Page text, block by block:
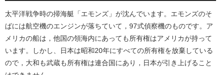
太平洋戦争時の掃海艇「エモンズ」が沈んでいます。エモンズのそ
ばには航空機のエンジンが落ちていて，97式偵察機のものです。ア
メリカの船は，他国の領海内にあっても所有権はアメリカが持って
います。しかし、日本は昭和20年にすべての所有権を放棄している
ので，大和も武蔵も所有権は連合国にあり，日本が引き上げること